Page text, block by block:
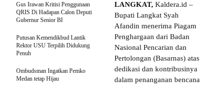
LANGKAT, Kaldera.id –
Bupati Langkat Syah
Afandin menerima Piagam
Penghargaan dari Badan
Nasional Pencarian dan
Pertolongan (Basarnas) atas
dedikasi dan kontribusinya
dalam penanganan bencana
Gus Irawan Kritisi Penggunaan
QRIS Di Hadapan Calon Deputi
Gubernur Senior BI
Putusan Kemendikbud Lantik
Rektor USU Terpilih Didukung
Penuh
Ombudsman Ingatkan Pemko
Medan tetap Hijau